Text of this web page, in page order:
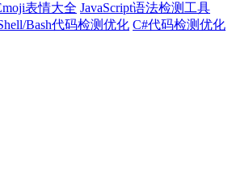
表情大全 JavaScript语法检测工具
Bash代码检测优化 C#代码检测优化